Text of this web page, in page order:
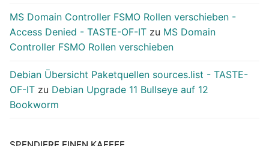
MS Domain Controller FSMO Rollen verschieben -
Access Denied - TASTE-OF-IT zu MS Domain
Controller FSMO Rollen verschieben
Debian Übersicht Paketquellen sources.list - TASTE-
OF-IT zu Debian Upgrade 11 Bullseye auf 12
Bookworm